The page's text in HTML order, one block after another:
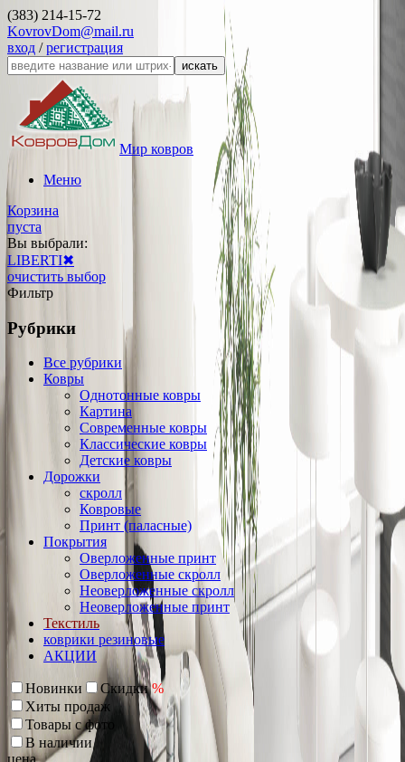
(383) 214-15-72
KovrovDom@mail.ru
вход /регистрация
искать
Мир ковров
Меню
Корзина
пуста
Вы выбрали:
LIBERTI✖
очистить выбор
Фильтр
Рубрики
Все рубрики
Ковры
Однотонные ковры
Картина
Современные ковры
Классические ковры
Детские ковры
Дорожки
скролл
Ковровые
Принт (паласные)
Покрытия
Оверложенные принт
Оверложенные скролл
Неоверложенные скролл
Неоверложенные принт
Текстиль
коврики резиновые
АКЦИИ
Новинки Скидки%
Хиты продаж
Товары с фото
В наличии